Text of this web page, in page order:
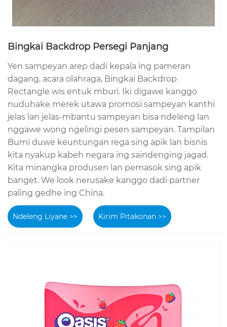
Bingkai Backdrop Persegi Panjang
Yen sampeyan arep dadi kepala ing pameran
dagang, acara olahraga, Bingkai Backdrop
Rectangle wis entuk mburi. Iki digawe kanggo
nuduhake merek utawa promosi sampeyan kanthi
jelas lan jelas-mbantu sampeyan bisa ndeleng lan
nggawe wong ngelingi pesen sampeyan. Tampilan
Bumi duwe keuntungan rega sing apik lan bisnis
kita nyakup kabeh negara ing saindenging jagad.
Kita minangka produsen lan pemasok sing apik
banget. We look nerusake kanggo dadi partner
paling gedhe ing China.
Ndeleng Liyane >> Kirim Pitakonan >>